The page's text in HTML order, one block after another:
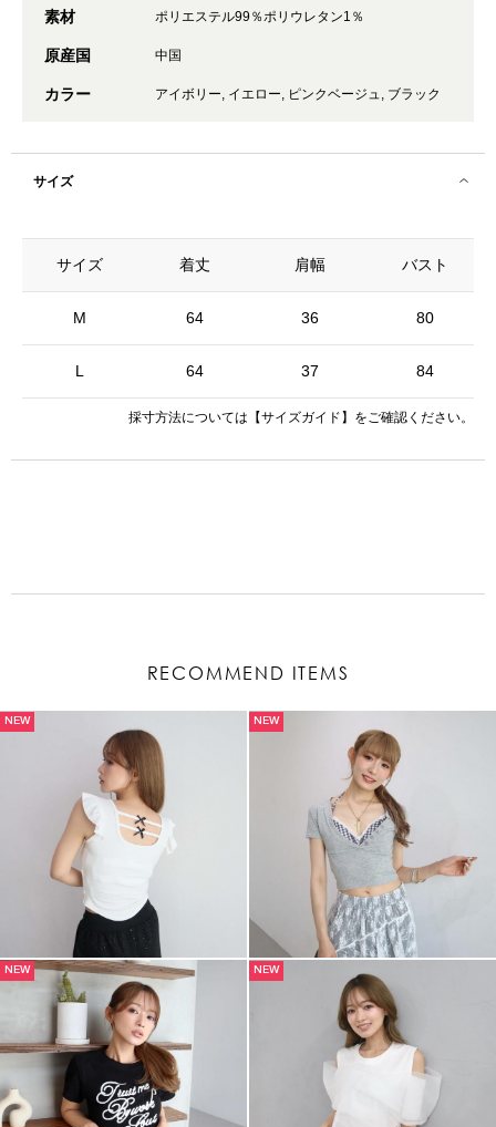
素材 ポリエステル99％ポリウレタン1％
原産国 中国
カラー アイボリー, イエロー, ピンクベージュ, ブラック
サイズ
サイズ
M
L
着丈 肩幅 バスト
64 36 80
64 37 84
採寸方法については 【サイズガイド】 をご確認ください。
RECOMMEND ITEMS
NEW NEW
NEW NEW